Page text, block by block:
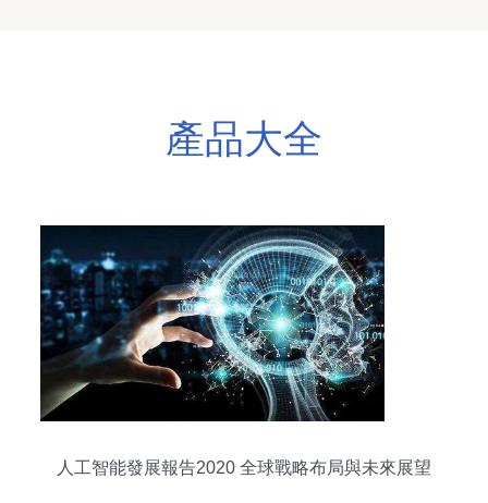
產品大全
人工智能發展報告2020 全球戰略布局與未來展望